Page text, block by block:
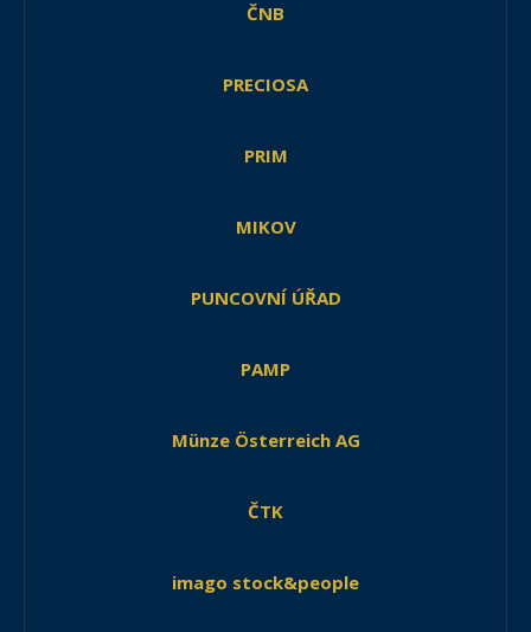
ČNB
PRECIOSA
PRIM
MIKOV
PUNCOVNÍ ÚŘAD
PAMP
Münze Österreich AG
ČTK
imago stock&people